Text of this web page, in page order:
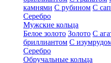
камнями С рубином С
Серебро
Мужские кольца
Белое золото Золото С
бриллиантом С
Серебро
Обручальные кольца